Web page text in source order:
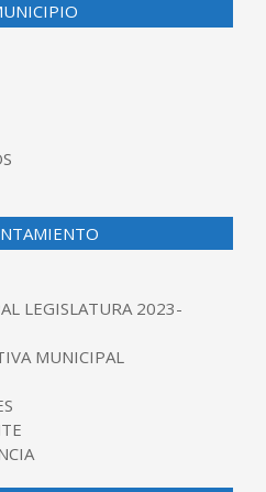
LEGISLATURA 2023-
MUNICIPAL